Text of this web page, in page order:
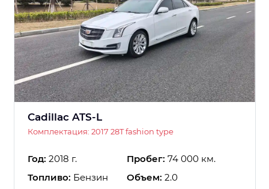
Cadillac ATS-L
Комплектация: 2017 28T fashion type
Год: 2018 г. Пробег: 74 000 км.
Топливо: Бензин Объем: 2.0